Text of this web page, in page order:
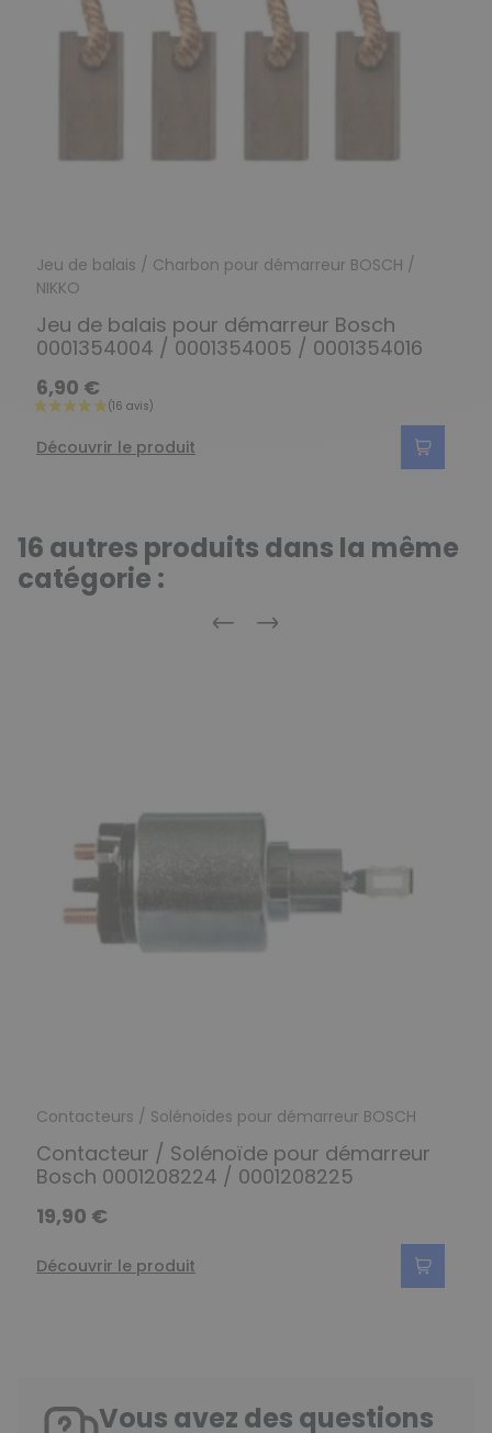
Jeu de balais / Charbon pour démarreur BOSCH /
NIKKO
Jeu de balais pour démarreur Bosch
0001354004 / 0001354005 / 0001354016
6,90 €
Découvrir le produit
16 autres produits dans la même
catégorie :
Précédent
Suivant
Contacteurs / Solénoïdes pour démarreur BOSCH
Contacteur / Solénoïde pour démarreur
Bosch 0001208224 / 0001208225
19,90 €
Découvrir le produit
Vous avez des questions